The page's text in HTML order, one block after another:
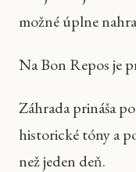
možné úplne
Na Bon Repos je
Záhrada prináša
historické tóny a
než jeden deň.